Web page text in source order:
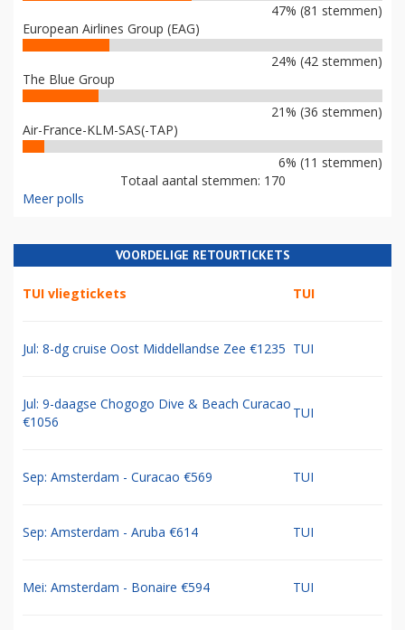
47% (81 stemmen)
European Airlines Group (EAG)
24% (42 stemmen)
The Blue Group
21% (36 stemmen)
Air-France-KLM-SAS(-TAP)
6% (11 stemmen)
Totaal aantal stemmen: 170
Meer polls
VOORDELIGE RETOURTICKETS
TUI vliegtickets TUI
Jul: 8-dg cruise Oost Middellandse Zee €1235 TUI
Jul: 9-daagse Chogogo Dive & Beach Curacao
€1056
TUI
Sep: Amsterdam - Curacao €569 TUI
Sep: Amsterdam - Aruba €614 TUI
Mei: Amsterdam - Bonaire €594 TUI